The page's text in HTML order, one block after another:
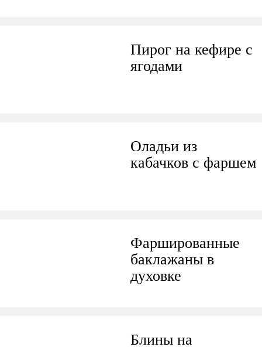
Пирог на кефире с
ягодами
Оладьи из
кабачков с фаршем
Фаршированные
баклажаны в
духовке
Блины на